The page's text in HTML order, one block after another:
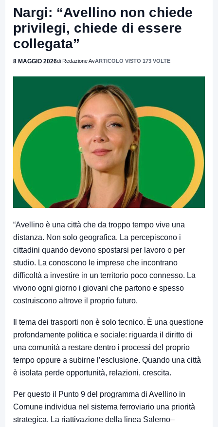
Nargi: “Avellino non chiede
privilegi, chiede di essere
collegata”
8 MAGGIO 2026di Redazione AvARTICOLO VISTO 173 VOLTE
“Avellino è una città che da troppo tempo vive una
distanza. Non solo geografica. La percepiscono i
cittadini quando devono spostarsi per lavoro o per
studio. La conoscono le imprese che incontrano
difficoltà a investire in un territorio poco connesso. La
vivono ogni giorno i giovani che partono e spesso
costruiscono altrove il proprio futuro.
Il tema dei trasporti non è solo tecnico. È una questione
profondamente politica e sociale: riguarda il diritto di
una comunità a restare dentro i processi del proprio
tempo oppure a subirne l’esclusione. Quando una città
è isolata perde opportunità, relazioni, crescita.
Per questo il Punto 9 del programma di Avellino in
Comune individua nel sistema ferroviario una priorità
strategica. La riattivazione della linea Salerno–